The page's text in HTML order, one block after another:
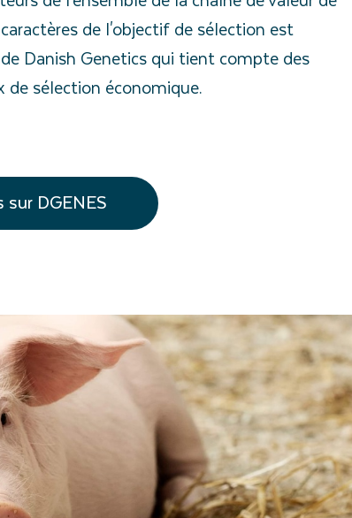
de l'objectif de sélection est
Danish Genetics qui tient compte des
de sélection économique.
sur DGENES